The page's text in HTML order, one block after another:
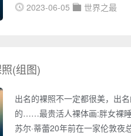
娱乐活动，不过很少有人能够
2023-06-05 世界之最
(组图)
出名的裸照不一定都很美，出
的……最贵活人裸体画:胖女裸
苏尔·蒂蕾20年前在一家伦敦夜